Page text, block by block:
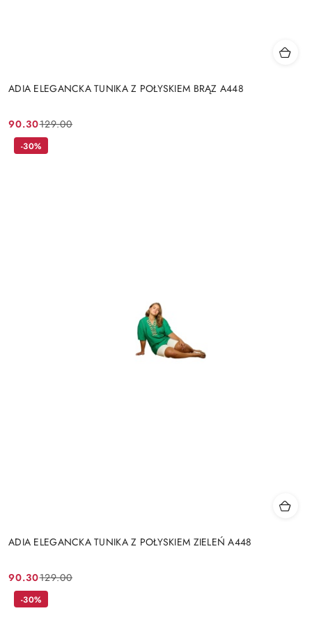
ADIA ELEGANCKA TUNIKA Z POŁYSKIEM BRĄZ A448
Cena
promocyjna:
90.30
Cena
przed
129.00
ADIA ELEGANCKA TUNIKA Z POŁYSKIEM ZIELEŃ A448
Cena
promocyjna:
90.30
Cena
przed
129.00
-30%
-30%